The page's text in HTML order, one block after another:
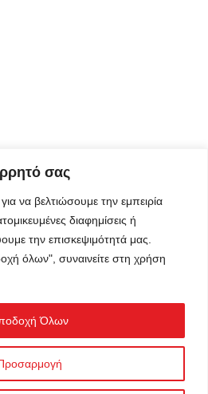
σας
να βελτιώσουμε την εμπειρία
διαφημίσεις ή
την επισκεψιμότητά μας.
όλων", συναινείτε στη χρήση
Όλων